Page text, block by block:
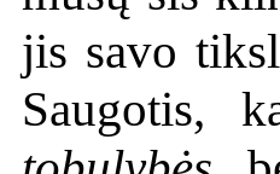
jis savo
Saugotis,